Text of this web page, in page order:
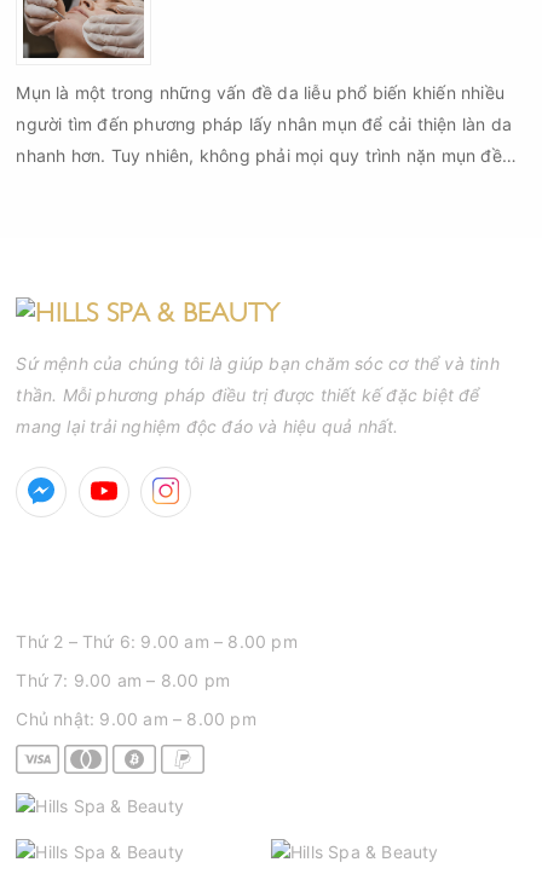
Mụn là một trong những vấn đề da liễu phổ biến khiến nhiều
người tìm đến phương pháp lấy nhân mụn để cải thiện làn da
nhanh hơn. Tuy nhiên, không phải mọi quy trình nặn mụn đều
đạt tiêu chuẩn cần đáp ứng những yêu cầu nào?
Sứ mệnh của chúng tôi là giúp bạn chăm sóc cơ thể và tinh
thần. Mỗi phương pháp điều trị được thiết kế đặc biệt để
mang lại trải nghiệm độc đáo và hiệu quả nhất.
Thứ 2 – Thứ 6: 9.00 am – 8.00 pm
Thứ 7: 9.00 am – 8.00 pm
Chủ nhật: 9.00 am – 8.00 pm